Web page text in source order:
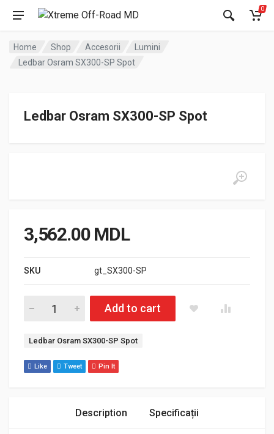
0
Home Shop Accesorii
Lumini
Ledbar Osram SX300-SP Spot
Ledbar Osram SX300-SP Spot
3,562.00 MDL
SKU gt_SX300-SP
Cantitate Ledbar Osram SX300-SP Spot
Add to cart
Etichetă:
Ledbar Osram SX300-SP Spot
Like Tweet Pin It
Description Specificații